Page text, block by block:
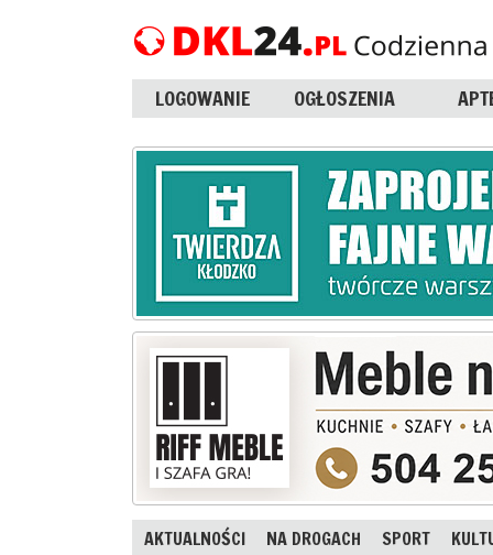
LOGOWANIE OGŁOSZENIA
AKTUALNOŚCI NA DROGACH SPORT